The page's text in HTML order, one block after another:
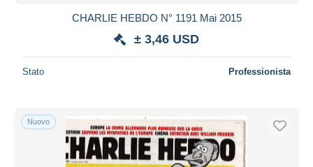
CHARLIE HEBDO N° 1191 Mai 2015
± 3,46 USD
Stato Professionista
Nuovo